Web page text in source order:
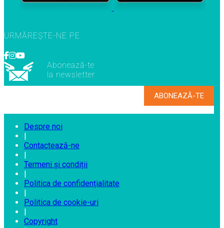
URMĂREȘTE-NE PE
Abonează-te
la newsletter
Despre noi
Contactează-ne
Termeni și condiții
Politica de confidențialitate
Politica de cookie-uri
Copyright